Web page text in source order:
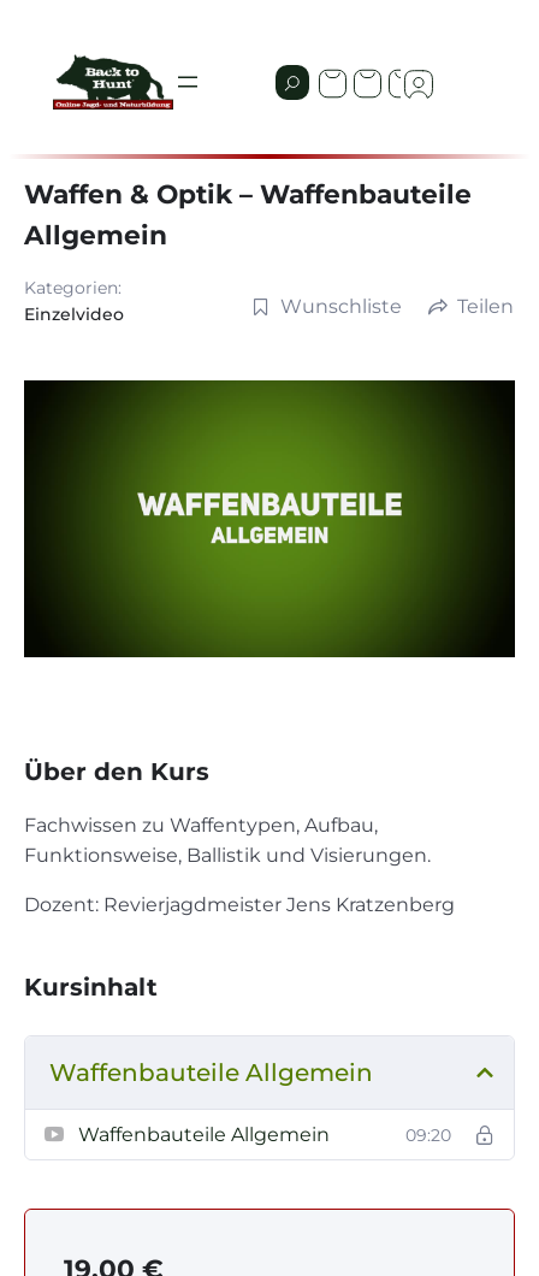
Waffen & Optik – Waffenbauteile
Allgemein
Kategorien:
Einzelvideo
Wunschliste Teilen
Über den Kurs
Fachwissen zu Waffentypen, Aufbau,
Funktionsweise, Ballistik und Visierungen.
Dozent: Revierjagdmeister Jens Kratzenberg
Kursinhalt
Waffenbauteile Allgemein
Waffenbauteile Allgemein 09:20
19,00 €